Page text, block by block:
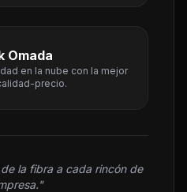
Omada
en la nube con la mejor
precio.
la fibra a cada rincón de